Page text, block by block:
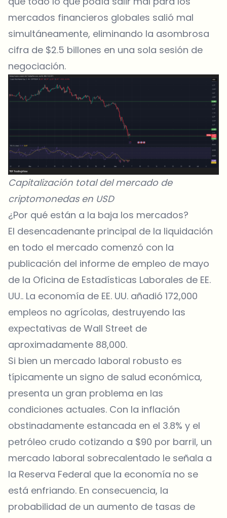
mercados financieros globales salió mal
simultáneamente, eliminando la asombrosa
cifra de $2.5 billones en una sola sesión de
negociación.
Capitalización total del mercado de
criptomonedas en USD
¿Por qué están a la baja los mercados?
El desencadenante principal de la liquidación
en todo el mercado comenzó con la
publicación del informe de empleo de mayo
de la Oficina de Estadísticas Laborales de EE.
UU.. La economía de EE. UU. añadió 172,000
empleos no agrícolas, destruyendo las
expectativas de Wall Street de
aproximadamente 88,000.
Si bien un mercado laboral robusto es
típicamente un signo de salud económica,
presenta un gran problema en las
condiciones actuales. Con la inflación
obstinadamente estancada en el 3.8% y el
petróleo crudo cotizando a $90 por barril, un
mercado laboral sobrecalentado le señala a
la Reserva Federal que la economía no se
está enfriando. En consecuencia, la
probabilidad de un aumento de tasas de